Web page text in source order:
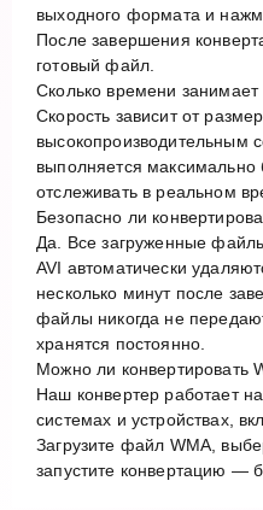
выходного формата и
После завершения
готовый файл.
Сколько времени занимает
Скорость зависит от
высокопроизводительным
выполняется
отслеживать в реальном
Безопасно ли
Да. Все загруженные
AVI автоматически
несколько минут после
файлы никогда не
хранятся постоянно.
Можно ли конвертировать
Наш конвертер работает
системах и устройствах,
Загрузите файл WMA,
запустите конвертацию —